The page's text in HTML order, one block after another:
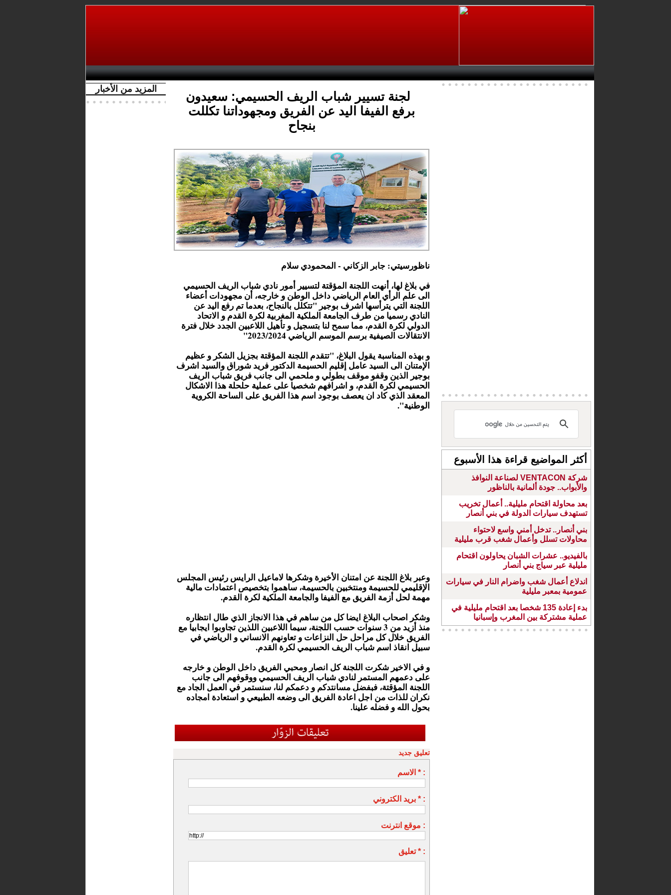
المزيد من الأخبار
لجنة تسيير شباب الريف الحسيمي: سعيدون
برفع الفيفا اليد عن الفريق ومجهوداتنا تكللت
بنجاح
ناظورسيتي: جابر الزكاني - المحمودي سلام
في بلاغ لها، أنهت اللجنة المؤقتة لتسيير أمور نادي شباب الريف الحسيمي
الى علم الرأي العام الرياضي داخل الوطن و خارجه، أن مجهودات أعضاء
اللجنة التي يترأسها اشرف بوجير "تتكلل بالنجاح، بعدما تم رفع اليد عن
النادي رسميا من طرف الجامعة الملكية المغربية لكرة القدم و الاتحاد
الدولي لكرة القدم، مما سمح لنا بتسجيل و تأهيل اللاعبين الجدد خلال فترة
الانتقالات الصيفية برسم الموسم الرياضي 2023/2024"
و بهذه المناسبة يقول البلاغ، "تتقدم اللجنة المؤقتة بجزيل الشكر و عظيم
الإمتنان الى السيد عامل إقليم الحسيمة الدكتور فريد شوراق والسيد اشرف
بوجير الذين وقفو موقف بطولي و ملحمي الى جانب فريق شباب الريف
الحسيمي لكرة القدم، و اشرافهم شخصيا على عملية حلحلة هذا الاشكال
المعقد الذي كاد ان يعصف بوجود اسم هذا الفريق على الساحة الكروية
الوطنية".
وعبر بلاغ اللجنة عن امتنان الأخيرة وشكرها لاماعيل الرايس رئيس المجلس
الإقليمي للحسيمة ومنتخبين بالحسيمة، ساهموا بتخصيص اعتمادات مالية
مهمة لحل أزمة الفريق مع الفيفا والجامعة الملكية لكرة القدم.
وشكر اصحاب البلاغ ايضا كل من ساهم في هذا الانجاز الذي طال انتظاره
منذ أزيد من 3 سنوات حسب اللجنة، سيما اللاعبين اللذين تجاوبوا ايجابيا مع
الفريق خلال كل مراحل حل النزاعات و تعاونهم الانساني و الرياضي في
سبيل انقاذ اسم شباب الريف الحسيمي لكرة القدم.
و في الاخير شكرت اللجنة كل انصار ومحبي الفريق داخل الوطن و خارجه
على دعمهم المستمر لنادي شباب الريف الحسيمي ووقوفهم الى جانب
اللجنة المؤقتة، فبفضل مسانتدكم و دعمكم لنا، سنستمر في العمل الجاد مع
نكران للذات من اجل اعادة الفريق الى وضعه الطبيعي و استعادة امجاده
بحول الله و فضله علينا.
تعليق جديد
الاسم * :
بريد الكتروني * :
موقع انترنت :
تعليق * :
أكثر المواضيع قراءة هذا الأسبوع
شركة VENTACON لصناعة النوافذ
والأبواب.. جودة ألمانية بالناظور
بعد محاولة اقتحام مليلية.. أعمال تخريب
تستهدف سيارات الدولة في بني أنصار
بني أنصار.. تدخل أمني واسع لاحتواء
محاولات تسلل وأعمال شغب قرب مليلية
بالفيديو.. عشرات الشبان يحاولون اقتحام
مليلية عبر سياج بني أنصار
اندلاع أعمال شغب واضرام النار في سيارات
عمومية بمعبر مليلية
بدء إعادة 135 شخصا بعد اقتحام مليلية في
عملية مشتركة بين المغرب وإسبانيا